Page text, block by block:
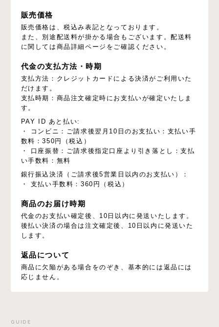
販売価格
販売価格は、税込み表記となっております。
また、別途配送料が掛かる場合もございます。配送料
に関しては商品詳細ページをご確認ください。
代金の支払方法・時期
支払方法：クレジットカードによる決済がご利用いた
だけます。
支払時期：商品注文確定時にお支払いが確定いたしま
す。
PAY ID あと払い:
・ コンビニ：ご請求後翌月10日のお支払い：支払い手
数料：350円（税込）
・ 口座振替：ご請求後指定口座より引き落とし：支払
い手数料：無料
銀行振込決済（ご請求後5営業日以内のお支払い）：
・ 支払い手数料：360円（税込）
商品のお届け時期
代金のお支払い確定後、10日以内に発送いたします。
後払い決済の場合は注文確定後、10日以内に発送いた
します。
返品について
商品に欠陥がある場合をのぞき、基本的には返品には
応じません。
GUIDE